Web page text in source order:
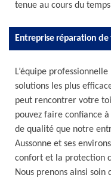
tenue au cours du
Entreprise réparation
L’équipe
solutions les plus
peut rencontrer votre
pouvez faire confiance
de qualité que notre
Aussonne et ses
confort et la protection
Nous prenons ainsi soin